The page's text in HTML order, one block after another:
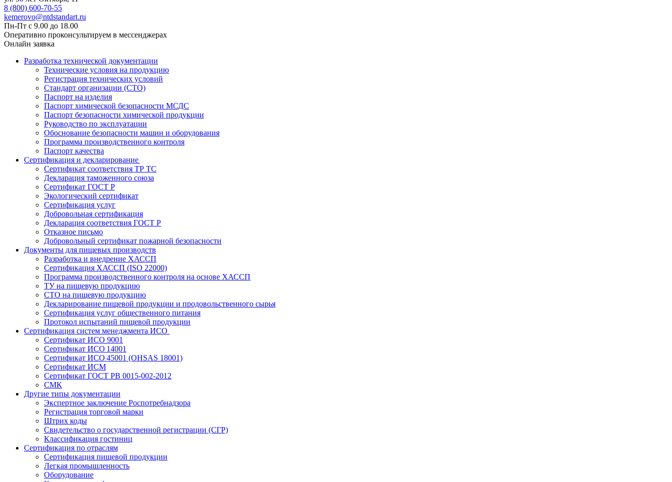
8 (800) 600-70-55
kemerovo@ntdstandart.ru
Пн-Пт с 9.00 до 18.00
Оперативно проконсультируем в мессенджерах
Онлайн заявка
Разработка технической документации
Технические условия на продукцию
Регистрация технических условий
Стандарт организации (СТО)
Паспорт на изделия
Паспорт химической безопасности МСДС
Паспорт безопасности химической продукции
Руководство по эксплуатации
Обоснование безопасности машин и оборудования
Программа производственного контроля
Паспорт качества
Сертификация и декларирование
Сертификат соответствия ТР ТС
Декларация таможенного союза
Сертификат ГОСТ Р
Экологический сертификат
Сертификация услуг
Добровольная сертификация
Декларация соответствия ГОСТ Р
Отказное письмо
Добровольный сертификат пожарной безопасности
Документы для пищевых производств
Разработка и внедрение ХАССП
Сертификация ХАССП (ISO 22000)
Программа производственного контроля на основе ХАССП
ТУ на пищевую продукцию
СТО на пищевую продукцию
Декларирование пищевой продукции и продовольственного сырья
Сертификация услуг общественного питания
Протокол испытаний пищевой продукции
Сертификация систем менеджмента ИСО
Сертификат ИСО 9001
Сертификат ИСО 14001
Сертификат ИСО 45001 (OHSAS 18001)
Сертификат ИСМ
Сертификат ГОСТ РВ 0015-002-2012
СМК
Другие типы документации
Экспертное заключение Роспотребнадзора
Регистрация торговой марки
Штрих коды
Свидетельство о государственной регистрации (СГР)
Классификация гостиниц
Сертификация по отраслям
Сертификация пищевой продукции
Легкая промышленность
Оборудование